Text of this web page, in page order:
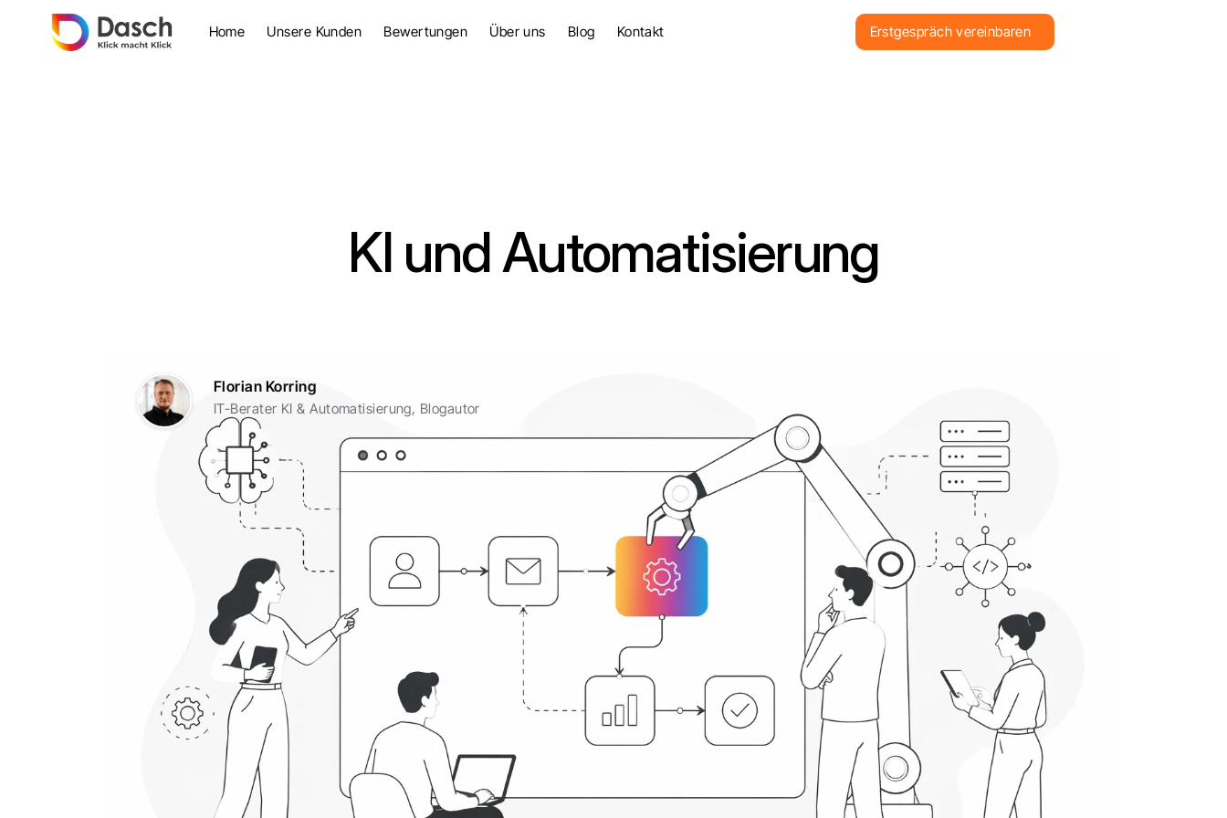
Home Unsere Kunden Bewertungen Über uns Blog Kontakt Erstgespräch vereinbaren
KI und Automatisierung
Florian Korring
IT-Berater KI & Automatisierung, Blogautor